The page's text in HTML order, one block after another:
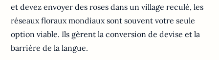
et devez envoyer des roses dans un village reculé, les
réseaux floraux mondiaux sont souvent votre seule
option viable. Ils gèrent la conversion de devise et la
barrière de la langue.